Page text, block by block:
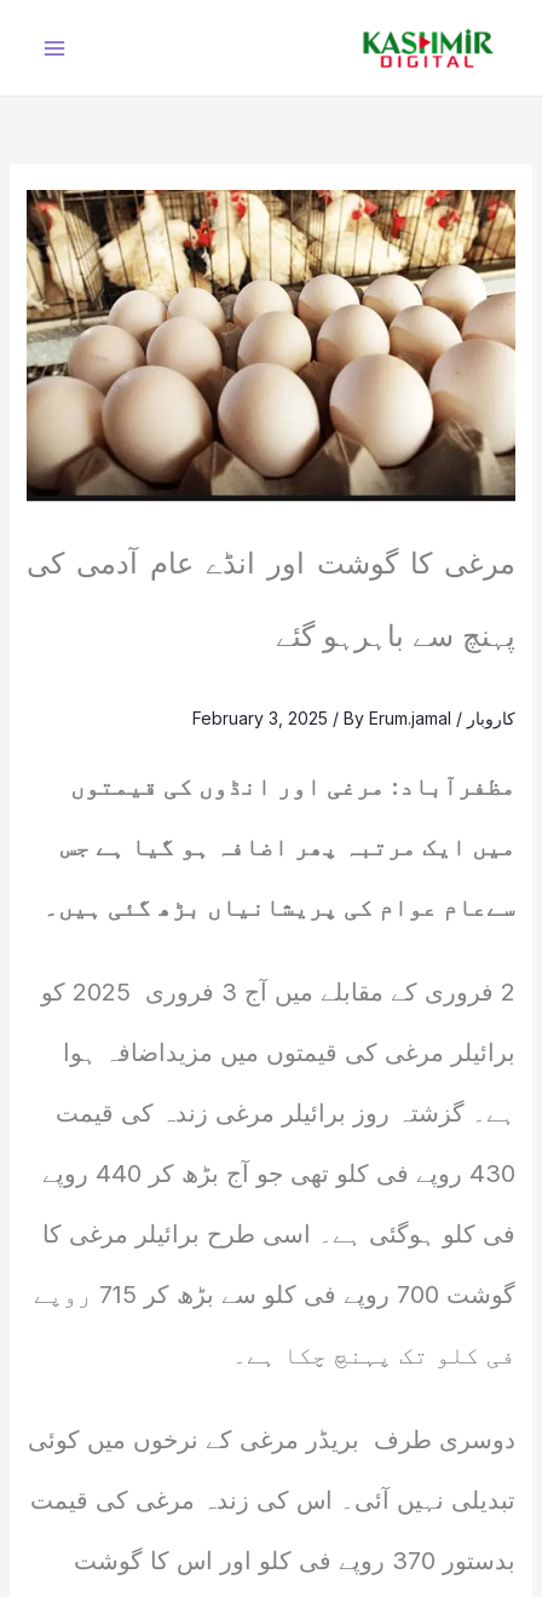
مرغی کا گوشت اور انڈے عام آدمی کی
پہنچ سے باہرہو گئے
کاروبار /
February 3, 2025 / ByErum.jamal
مظفرآباد: مرغی اور انڈوں کی قیمتوں
میں ایک مرتبہ پھر اضافہ ہو گیا ہے جس
سےعام عوام کی پریشانیاں بڑھ گئی ہیں۔
2 فروری کے مقابلے میں آج 3 فروری 2025 کو
برائیلر مرغی کی قیمتوں میں مزیداضافہ ہوا
ہے۔ گزشتہ روز برائیلر مرغی زندہ کی قیمت
430 روپے فی کلو تھی جو آج بڑھ کر 440 روپے
فی کلو ہوگئی ہے۔ اسی طرح برائیلر مرغی کا
گوشت 700 روپے فی کلو سے بڑھ کر 715 روپے
فی کلو تک پہنچ چکا ہے۔
دوسری طرف بریڈر مرغی کے نرخوں میں کوئی
تبدیلی نہیں آئی۔ اس کی زندہ مرغی کی قیمت
بدستور 370 روپے فی کلو اور اس کا گوشت